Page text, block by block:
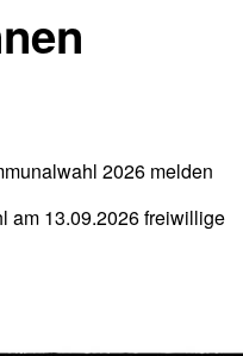
2026 melden
am 13.09.2026 freiwillige